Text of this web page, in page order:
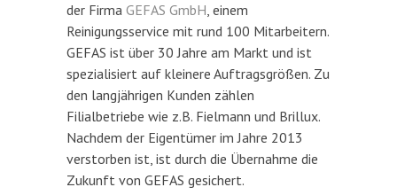
der Firma GEFAS GmbH, einem
Reinigungsservice mit rund 100 Mitarbeitern.
GEFAS ist über 30 Jahre am Markt und ist
spezialisiert auf kleinere Auftragsgrößen. Zu
den langjährigen Kunden zählen
Filialbetriebe wie z.B. Fielmann und Brillux.
Nachdem der Eigentümer im Jahre 2013
verstorben ist, ist durch die Übernahme die
Zukunft von GEFAS gesichert.